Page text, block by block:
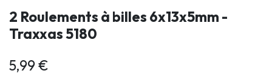
2 Roulements à billes 6x13x5mm -
Traxxas 5180
5,99€